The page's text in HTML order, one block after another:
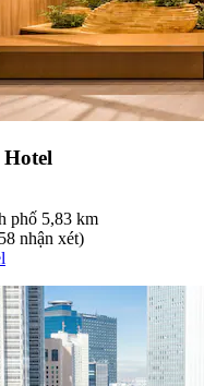
phố 5,83 km
nhận xét)